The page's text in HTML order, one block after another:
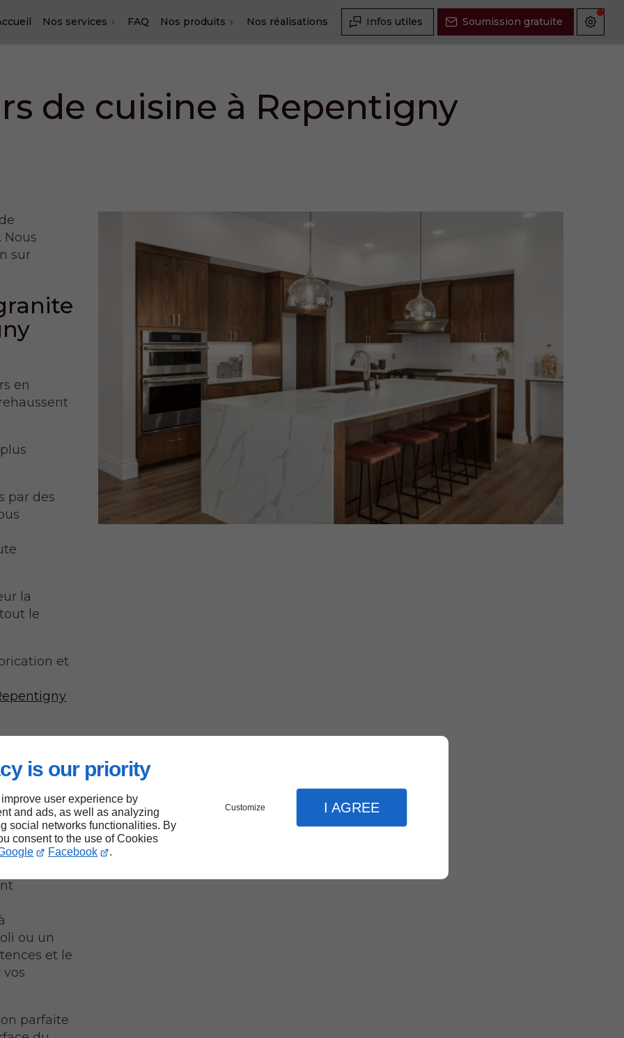
is our priority
user experience by
and ads, as well as analyzing
social networks functionalities. By
consent to the use of Cookies
Facebook .
Customize I AGREE
Nos services FAQ Nos produits Nos réalisations Infos utiles Soumission gratuite
de cuisine à Repentigny
Nous
sur
en
par des
la
le
et
ou un
et le
parfaite